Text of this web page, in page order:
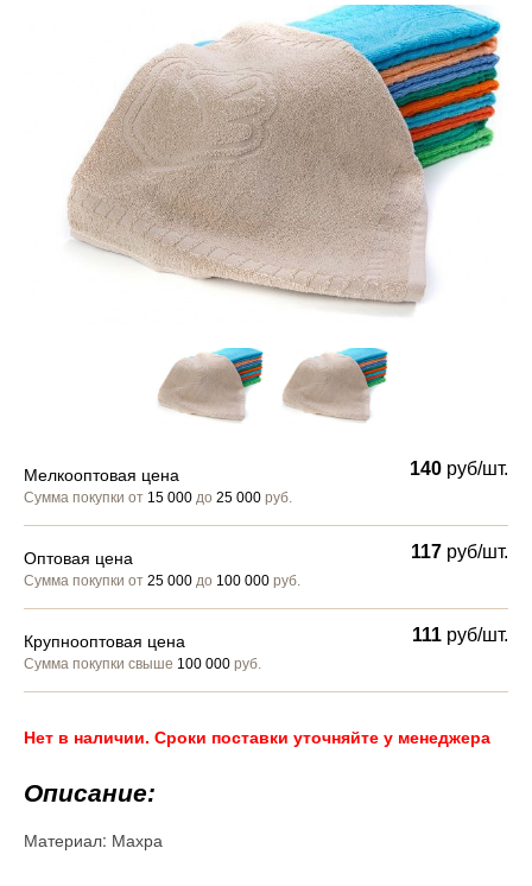
Мелкооптовая цена
Сумма покупки от 15 000 до 25 000 руб.
140 руб/шт.
Оптовая цена
Сумма покупки от 25 000 до 100 000 руб.
117 руб/шт.
Крупнооптовая цена
Сумма покупки свыше 100 000 руб.
111 руб/шт.
Нет в наличии. Сроки поставки уточняйте у менеджера
Описание:
Материал: Махра